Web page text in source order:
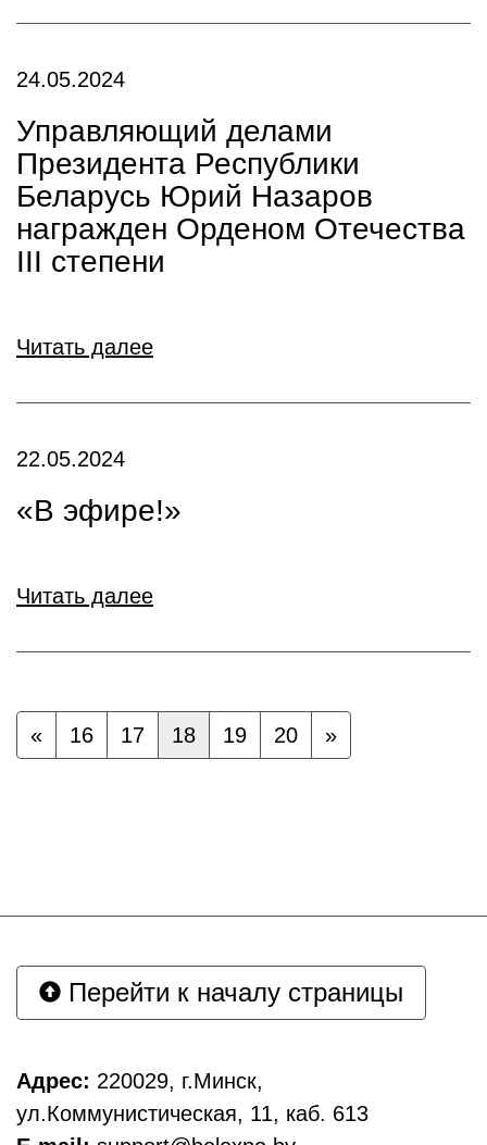
24.05.2024
Управляющий делами
Президента Республики
Беларусь Юрий Назаров
награжден Орденом Отечества
III степени
Читать далее
22.05.2024
«В эфире!»
Читать далее
« 16 17 18 19 20 »
Перейти к началу страницы
Адрес: 220029, г.Минск,
ул.Коммунистическая, 11, каб. 613